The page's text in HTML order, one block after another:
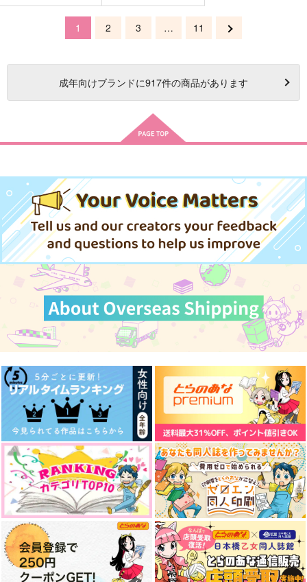
1 2 3 … 11
成年向けブランドに917件の商品があります